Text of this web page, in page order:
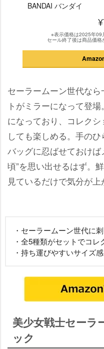
BANDAI バンダイ
※表示価格は2025年09
セール終了後は商品価格
セーラームーン世代な
トがミラーになって登
になっており、コレク
しても楽しめる。手のひ
バッグに忍ばせておけ
頃”を思い出せるはず。
見ているだけで気分が上
・セーラームーン世代に
・全5種類がセットでコ
・持ち運びやすいサイズ
美少女戦士セーラ
ック